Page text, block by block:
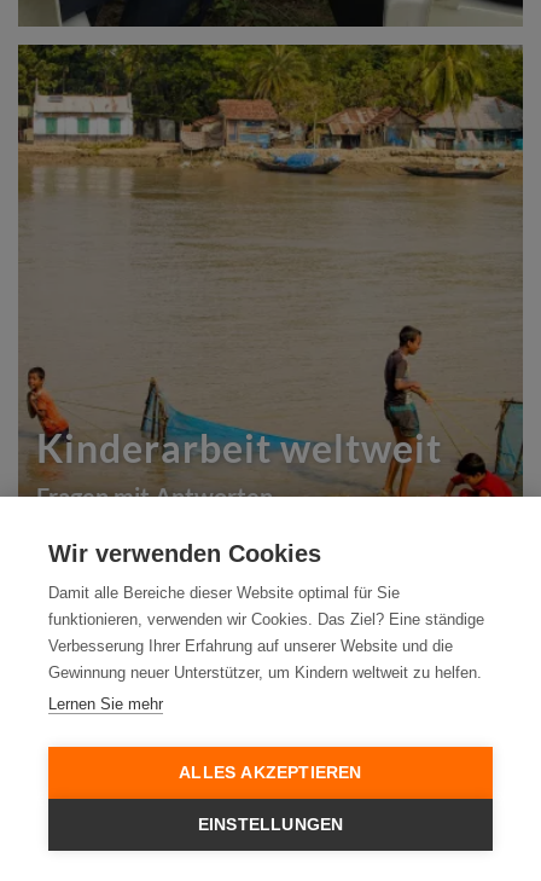
Kinderarbeit weltweit
Fragen mit Antworten
World Vision
Presse
Stiftung
Für Unternehmen
Wir verwenden Cookies
Damit alle Bereiche dieser Website optimal für Sie
funktionieren, verwenden wir Cookies. Das Ziel? Eine ständige
Verbesserung Ihrer Erfahrung auf unserer Website und die
Gewinnung neuer Unterstützer, um Kindern weltweit zu helfen.
Lernen Sie mehr
ALLES AKZEPTIEREN
EINSTELLUNGEN